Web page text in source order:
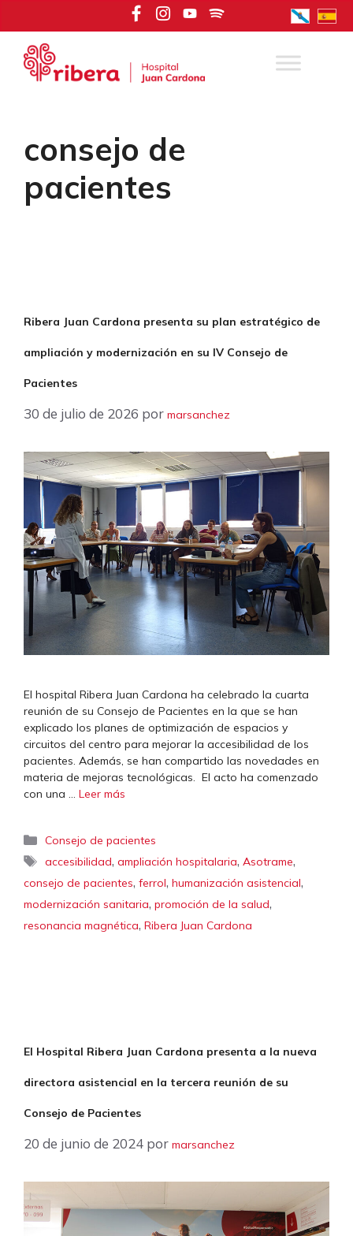
contenido
consejo de
pacientes
Ribera Juan Cardona presenta su plan estratégico de
ampliación y modernización en su IV Consejo de
Pacientes
30 de julio de 2026 por marsanchez
El hospital Ribera Juan Cardona ha celebrado la cuarta
reunión de su Consejo de Pacientes en la que se han
explicado los planes de optimización de espacios y
circuitos del centro para mejorar la accesibilidad de los
pacientes. Además, se han compartido las novedades en
materia de mejoras tecnológicas. El acto ha comenzado
con una … Leer más
Categorías
Consejo de pacientes
Etiquetas
accesibilidad,ampliación hospitalaria,Asotrame,
consejo de pacientes, ferrol, humanización asistencial,
modernización sanitaria, promoción de la salud,
resonancia magnética, Ribera Juan Cardona
El Hospital Ribera Juan Cardona presenta a la nueva
directora asistencial en la tercera reunión de su
Consejo de Pacientes
20 de junio de 2024 por marsanchez